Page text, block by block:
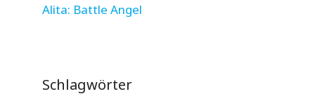
Alita: Battle Angel
Schlagwörter